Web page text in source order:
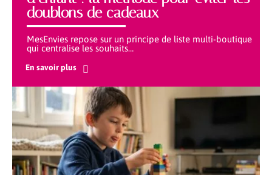
doublons de cadeaux
MesEnvies repose sur un principe de liste multi-boutique
qui centralise les souhaits…
En savoir plus